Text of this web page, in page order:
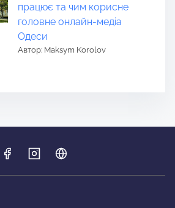
працює та чим корисне
головне онлайн-медіа
Одеси
Автор: Maksym Korolov